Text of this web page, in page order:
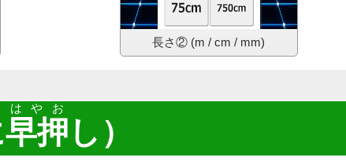
長さ② (m / cm / mm)
早押
はやお
し ）